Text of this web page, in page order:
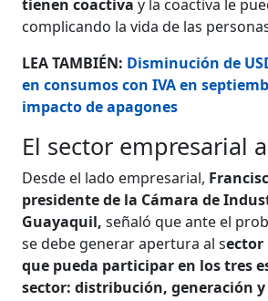
tienen coactivay la coactiva le
complicando la vida de las
LEA TAMBIÉN: Disminución de
en consumos con IVA en
impacto de apagones
El sector empresarial
Desde el lado empresarial,
presidente de la Cámara de
Guayaquil, señaló que ante el
se debe generar apertura al sector
que pueda participar en los tres
sector: distribución, generación